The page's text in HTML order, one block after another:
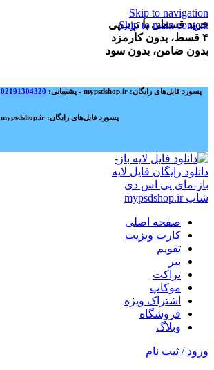
خرید قسطی با ترب‌پی
۴ قسط، بدون کارمزد
بدون ضامن، بدون سود
Skip to navigation
Skip to main content
پسورد فایل‌های رایگان: mypsdshop.ir - پشتیبانی: arshiya_ag@yahoo.com 02191304320
پسورد فایل‌های رایگان: mypsdshop.ir
صفحه اصلی
کارت ویزیت
تقویم
بنر
تراکت
موکاپ
اشتراک ویژه
فروشگاه
وبلاگ
ورود / ثبت نام